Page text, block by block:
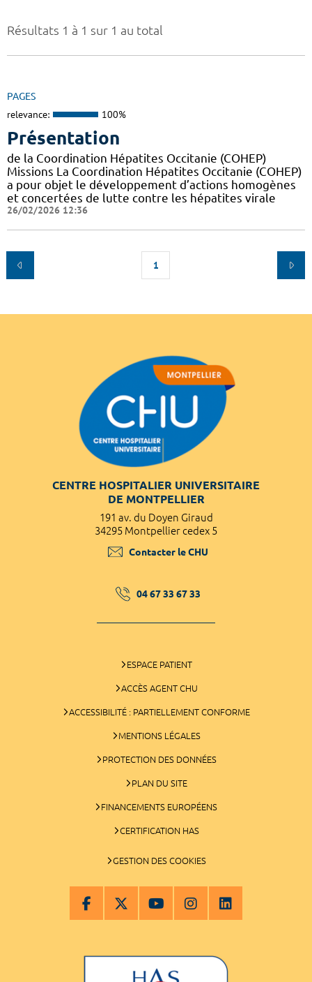
Résultats 1 à 1 sur 1 au total
PAGES
relevance: 100%
Présentation
de la Coordination Hépatites Occitanie (COHEP)
Missions La Coordination Hépatites Occitanie (COHEP)
a pour objet le développement d’actions homogènes
et concertées de lutte contre les hépatites virale
26/02/2026 12:36
1
CENTRE HOSPITALIER UNIVERSITAIRE
DE MONTPELLIER
191 av. du Doyen Giraud
34295 Montpellier cedex 5
Contacter le CHU
04 67 33 67 33
ESPACE PATIENT
ACCÈS AGENT CHU
ACCESSIBILITÉ : PARTIELLEMENT CONFORME
MENTIONS LÉGALES
PROTECTION DES DONNÉES
PLAN DU SITE
FINANCEMENTS EUROPÉENS
CERTIFICATION HAS
GESTION DES COOKIES